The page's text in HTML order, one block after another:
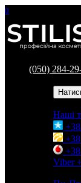
0
(050) 284-
Наші
Viber